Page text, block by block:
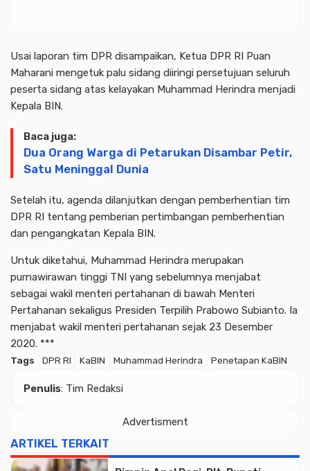
Usai laporan tim DPR disampaikan, Ketua DPR RI Puan
Maharani mengetuk palu sidang diiringi persetujuan seluruh
peserta sidang atas kelayakan Muhammad Herindra menjadi
Kepala BIN.
Baca juga:
Dua Orang Warga di Petarukan Disambar Petir,
Satu Meninggal Dunia
Setelah itu, agenda dilanjutkan dengan pemberhentian tim
DPR RI tentang pemberian pertimbangan pemberhentian
dan pengangkatan Kepala BIN.
Untuk diketahui, Muhammad Herindra merupakan
purnawirawan tinggi TNI yang sebelumnya menjabat
sebagai wakil menteri pertahanan di bawah Menteri
Pertahanan sekaligus Presiden Terpilih Prabowo Subianto. Ia
menjabat wakil menteri pertahanan sejak 23 Desember
2020. ***
Tags DPR RI KaBIN Muhammad Herindra Penetapan KaBIN
Penulis: Tim Redaksi
Advertisment
ARTIKEL TERKAIT